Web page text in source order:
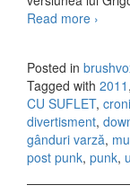
Read more (No)
›
Posted in
Tagged with 2011 ,
CU SUFLET,
divertisment,
gânduri varză,
post punk, punk,